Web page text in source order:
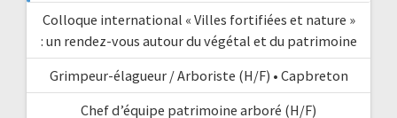
Colloque international « Villes fortifiées et nature »
: un rendez-vous autour du végétal et du patrimoine
Grimpeur-élagueur / Arboriste (H/F) • Capbreton
Chef d’équipe patrimoine arboré (H/F)